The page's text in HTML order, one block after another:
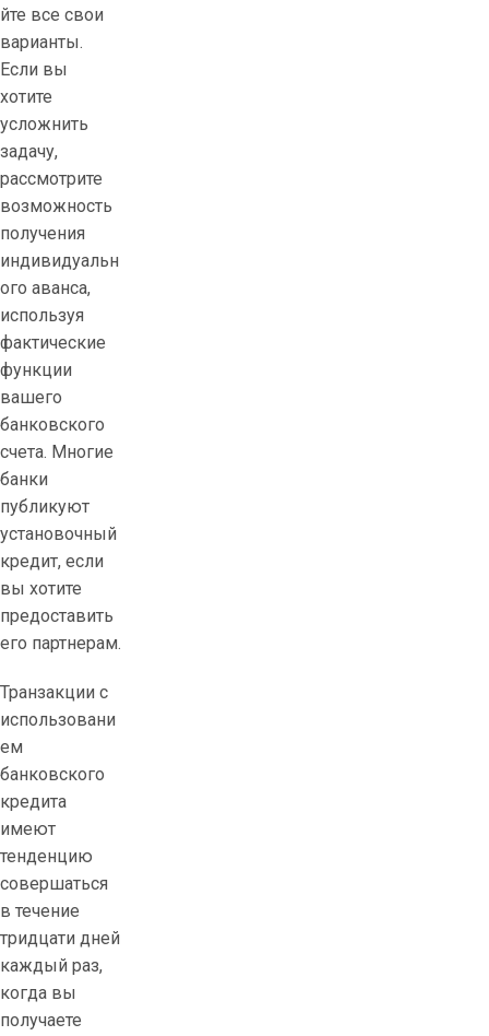
йте все свои
варианты.
Если вы
хотите
усложнить
задачу,
рассмотрите
возможность
получения
индивидуальн
ого аванса,
используя
фактические
функции
вашего
банковского
счета. Многие
банки
публикуют
установочный
кредит, если
вы хотите
предоставить
его партнерам.
Транзакции с
использовани
ем
банковского
кредита
имеют
тенденцию
совершаться
в течение
тридцати дней
каждый раз,
когда вы
получаете